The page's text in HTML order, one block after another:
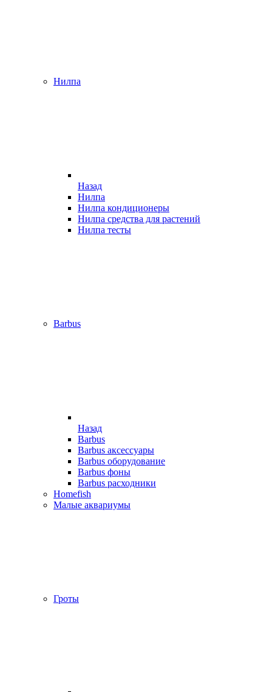
Нилпа
Назад
Нилпа
Нилпа кондиционеры
Нилпа средства для растений
Нилпа тесты
Barbus
Назад
Barbus
Barbus аксессуары
Barbus оборудование
Barbus фоны
Barbus расходники
Homefish
Малые аквариумы
Гроты